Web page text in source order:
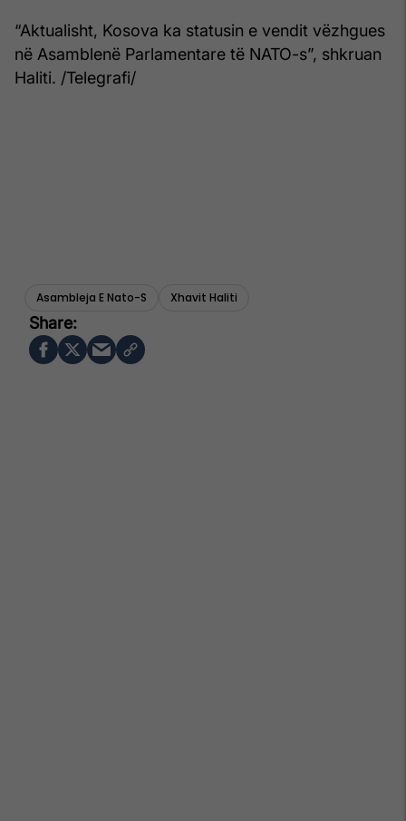
“Aktualisht, Kosova ka statusin e vendit vëzhgues
në Asamblenë Parlamentare të NATO-s”, shkruan
Haliti. /Telegrafi/
Asambleja E Nato-S Xhavit Haliti